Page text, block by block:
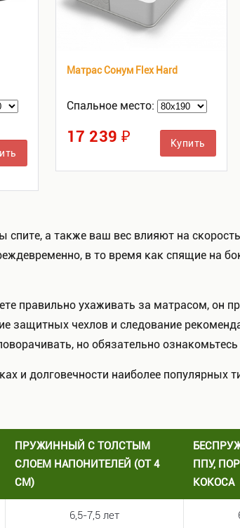
Матрас Сонум Flex Hard
Спальное место:
17 239 ₽ Купить
спите, а также ваш вес влияют на
в то время как спящие на
правильно ухаживать за матрасом, он
защитных чехлов и следование
но обязательно
и долговечности наиболее популярных
ПРУЖИННЫЙ С ТОЛСТЫМ
СЛОЕМ НАПОНИТЕЛЕЙ (ОТ 4
СМ)
ППУ,
КОКОСА
6,5-7,5 лет